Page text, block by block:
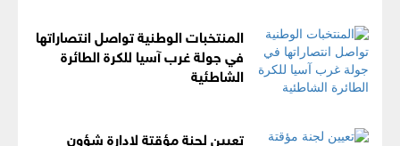
المنتخبات الوطنية تواصل انتصاراتها
في جولة غرب آسيا للكرة الطائرة
الشاطئية
تعيين لجنة مؤقتة لإدارة شؤون